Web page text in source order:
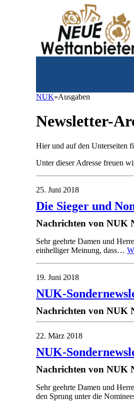
Kontakt
NUK»Ausgaben
Newsletter-
Hier und auf den Unterseiten
Unter dieser Adresse freuen
25. Juni 2018
Die Sieger und
Nachrichten von NUK
Sehr geehrte Damen und
einhelliger Meinung, dass…
19. Juni 2018
NUK-
Nachrichten von NUK
22. März 2018
NUK-
Nachrichten von NUK
Sehr geehrte Damen und
den Sprung unter die